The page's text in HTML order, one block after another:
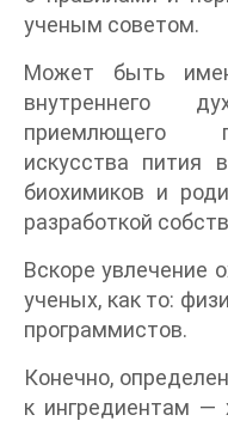
ученым советом.
Может быть
внутреннего
приемлющего
искусства пития
биохимиков и
разработкой
Вскоре увлечение
ученых, как то:
программистов.
Конечно,
к ингредиентам —